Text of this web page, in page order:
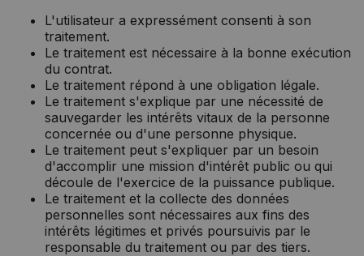
L'utilisateur a expressément consenti à son
traitement.
Le traitement est nécessaire à la bonne exécution
du contrat.
Le traitement répond à une obligation légale.
Le traitement s'explique par une nécessité de
sauvegarder les intérêts vitaux de la personne
concernée ou d'une personne physique.
Le traitement peut s'expliquer par un besoin
d'accomplir une mission d'intérêt public ou qui
découle de l'exercice de la puissance publique.
Le traitement et la collecte des données
personnelles sont nécessaires aux fins des
intérêts légitimes et privés poursuivis par le
responsable du traitement ou par des tiers.